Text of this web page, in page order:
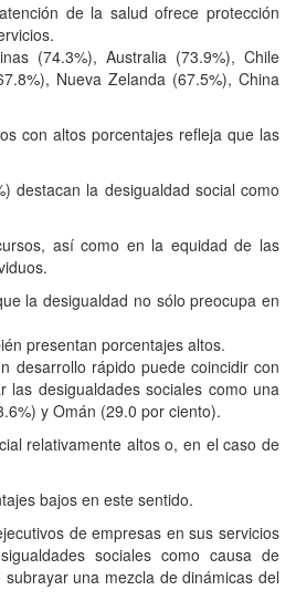
de la salud ofrece protección
(74.3%), Australia (73.9%), Chile
Nueva Zelanda (67.5%), China
con altos porcentajes refleja que las
destacan la desigualdad social como
así como en la equidad de las
la desigualdad no sólo preocupa en
presentan porcentajes altos.
desarrollo rápido puede coincidir con
las desigualdades sociales como una
y Omán (29.0 por ciento).
relativamente altos o, en el caso de
bajos en este sentido.
de empresas en sus servicios
sociales como causa de
una mezcla de dinámicas del